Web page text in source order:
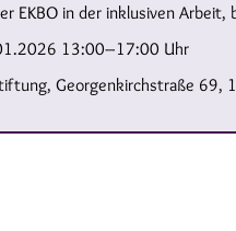
EKBO in der inklusiven Arbeit,
13:00–17:00 Uhr
Georgenkirchstraße 69,